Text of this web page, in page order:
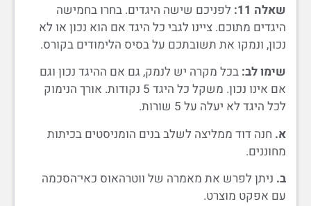
שאלה 11:
לפניכם שישה היגדים. בחרו בחמישה
היגדים מתוכם. ציינו לגבי כל היגד אם הוא נכון או לא
נכון, ונמקו את תשובתכם על בסיס הלימודים בקורס.
שימו לב: בכל מקרה יש לנמק, גם אם ההיגד נכון וגם
אם אינו נכון. משקל כל היגד 5 נקודות. אורך הנימוק
לכל היגד לא יעלה על 5 שורות.
א. חנה דוד ממליצה לשלב בנים הומניסטים בכיתות
מחוננים.
ב. ניתן לפרש את מאמרה של ווטרהאוס כאי־הסכמה
עם אפקט מוצרט.